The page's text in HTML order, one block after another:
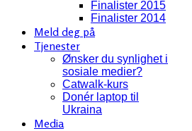
Finalister 2015
Finalister 2014
Meld deg på
Tjenester
Ønsker du synlighet i
sosiale medier?
Catwalk-kurs
Donér laptop til
Ukraina
Media